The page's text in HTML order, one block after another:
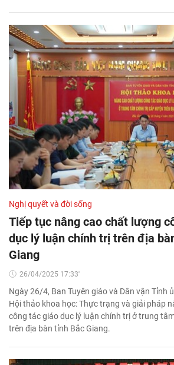
Nghị quyết và đời sống
Tiếp tục nâng cao chất lượng
dục lý luận chính trị trên địa
Giang
26/04/2025 17:33'
Ngày 26/4, Ban Tuyên giáo và Dân vận Tỉnh
Hội thảo khoa học: Thực trạng và giải pháp
công tác giáo dục lý luận chính trị ở trung
trên địa bàn tỉnh Bắc Giang.